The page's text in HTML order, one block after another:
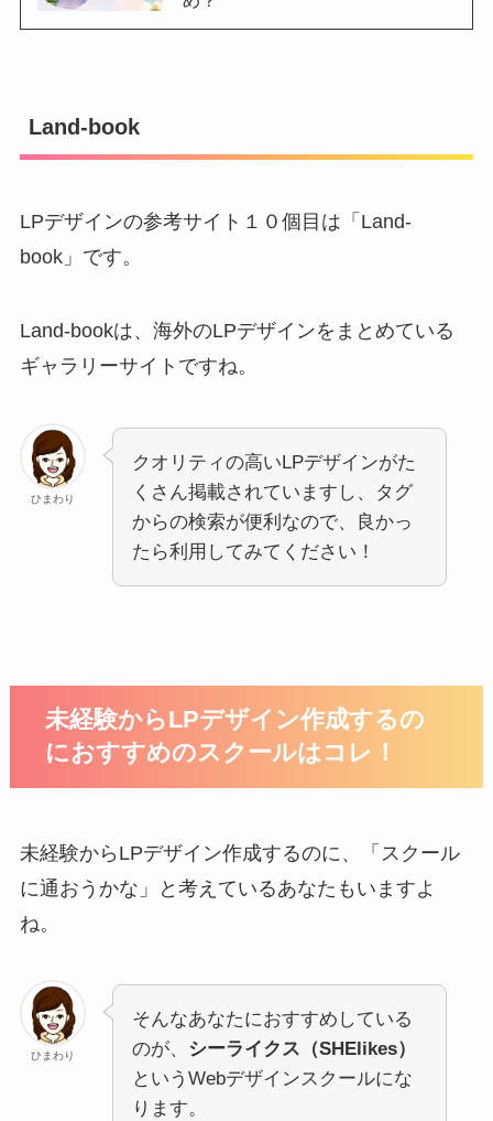
Land-book
LPデザインの参考サイト１０個目は「Land-
book」です。
Land-bookは、海外のLPデザインをまとめている
ギャラリーサイトですね。
ひまわり
クオリティの高いLPデザインがた
くさん掲載されていますし、タグ
からの検索が便利なので、良かっ
たら利用してみてください！
未経験からLPデザイン作成するの
におすすめのスクールはコレ！
未経験からLPデザイン作成するのに、「スクール
に通おうかな」と考えているあなたもいますよ
ね。
ひまわり
そんなあなたにおすすめしている
のが、 シーライクス（SHElikes）
というWebデザインスクールにな
ります。